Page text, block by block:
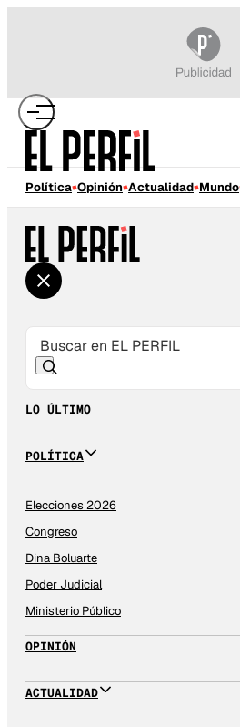
Política Opinión Actualidad Mundo
LO ÚLTIMO
POLÍTICA
Elecciones 2026
Congreso
Dina Boluarte
Poder Judicial
Ministerio Público
OPINIÓN
ACTUALIDAD